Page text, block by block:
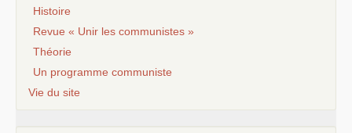
Histoire
Revue « Unir les communistes »
Théorie
Un programme communiste
Vie du site